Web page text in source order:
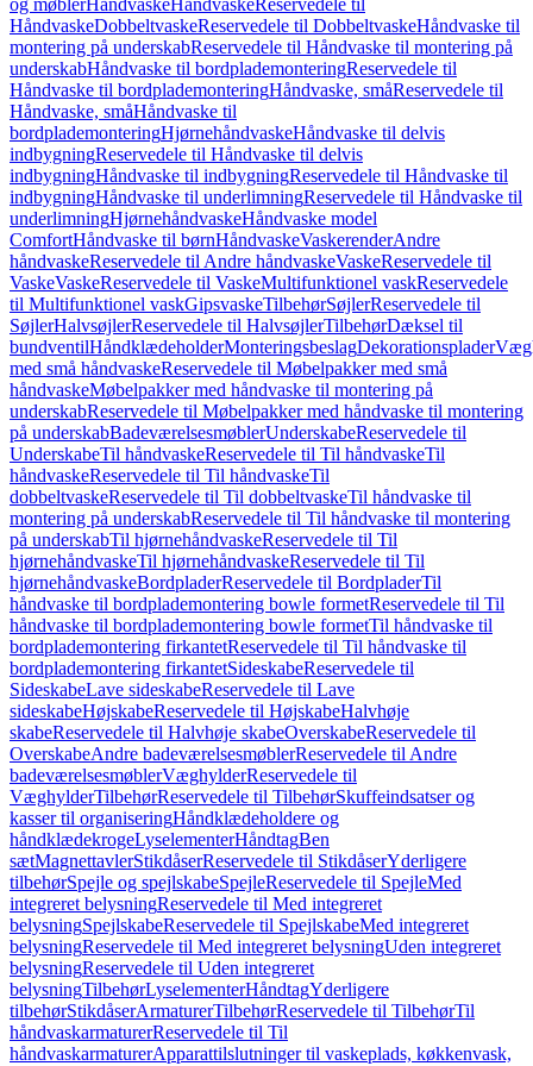
og møblerHåndvaskeHåndvaskeReservedele til
HåndvaskeDobbeltvaskeReservedele til DobbeltvaskeHåndvaske til
montering på underskabReservedele til Håndvaske til montering på
underskabHåndvaske til bordplademonteringReservedele til
Håndvaske til bordplademonteringHåndvaske, småReservedele til
Håndvaske, småHåndvaske til
bordplademonteringHjørnehåndvaskeHåndvaske til delvis
indbygningReservedele til Håndvaske til delvis
indbygningHåndvaske til indbygningReservedele til Håndvaske til
indbygningHåndvaske til underlimningReservedele til Håndvaske til
underlimningHjørnehåndvaskeHåndvaske model
ComfortHåndvaske til børnHåndvaskeVaskerenderAndre
håndvaskeReservedele til Andre håndvaskeVaskeReservedele til
VaskeVaskeReservedele til VaskeMultifunktionel vaskReservedele
til Multifunktionel vaskGipsvaskeTilbehørSøjlerReservedele til
SøjlerHalvsøjlerReservedele til HalvsøjlerTilbehørDæksel til
bundventilHåndklædeholderMonteringsbeslagDekorationsplader
med små håndvaskeReservedele til Møbelpakker med små
håndvaskeMøbelpakker med håndvaske til montering på
underskabReservedele til Møbelpakker med håndvaske til montering
på underskabBadeværelsesmøblerUnderskabeReservedele til
UnderskabeTil håndvaskeReservedele til Til håndvaskeTil
håndvaskeReservedele til Til håndvaskeTil
dobbeltvaskeReservedele til Til dobbeltvaskeTil håndvaske til
montering på underskabReservedele til Til håndvaske til montering
på underskabTil hjørnehåndvaskeReservedele til Til
hjørnehåndvaskeTil hjørnehåndvaskeReservedele til Til
hjørnehåndvaskeBordpladerReservedele til BordpladerTil
håndvaske til bordplademontering bowle formetReservedele til Til
håndvaske til bordplademontering bowle formetTil håndvaske til
bordplademontering firkantetReservedele til Til håndvaske til
bordplademontering firkantetSideskabeReservedele til
SideskabeLave sideskabeReservedele til Lave
sideskabeHøjskabeReservedele til HøjskabeHalvhøje
skabeReservedele til Halvhøje skabeOverskabeReservedele til
OverskabeAndre badeværelsesmøblerReservedele til Andre
badeværelsesmøblerVæghylderReservedele til
VæghylderTilbehørReservedele til TilbehørSkuffeindsatser og
kasser til organiseringHåndklædeholdere og
håndklædekrogeLyselementerHåndtagBen
sætMagnettavlerStikdåserReservedele til StikdåserYderligere
tilbehørSpejle og spejlskabeSpejleReservedele til SpejleMed
integreret belysningReservedele til Med integreret
belysningSpejlskabeReservedele til SpejlskabeMed integreret
belysningReservedele til Med integreret belysningUden integreret
belysningReservedele til Uden integreret
belysningTilbehørLyselementerHåndtagYderligere
tilbehørStikdåserArmaturerTilbehørReservedele til TilbehørTil
håndvaskarmaturerReservedele til Til
håndvaskarmaturerApparattilslutninger til vaskeplads, køkkenvask,